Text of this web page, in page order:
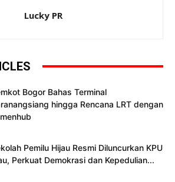
Lucky PR
Bogor Bahas Terminal
hingga Rencana LRT dengan
Pemilu Hijau Resmi Diluncurkan KPU
Perkuat Demokrasi dan Kepedulian...